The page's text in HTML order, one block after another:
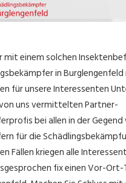
mit einem solchen
in
für unsere Interessenten
uns vermittelten Partner-
bei allen in der
für die
Fällen kriegen alle
fix einen Vor-Ort-